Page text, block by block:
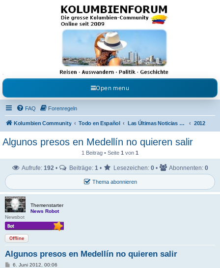
Kolumbienforum - Das
grosse Forum der
Freunde Kolumbiens
Reisen, Auswandern, Kultur, Politik, Geschichte und Visum in Kolumbien und Venezuela.
Austausch, Erfahrungen und Gemeinschaft im Kolumbienforum
Open menu
FAQ Forenregeln
Kolumbien Community Todo en Español Las Últimas Noticias en Español 2012
Algunos presos en Medellín no quieren salir
1 Beitrag • Seite 1 von 1
Thema abonnieren
Aufrufe: 192 • Beiträge: 1 • Lesezeichen: 0 • Abonnenten: 0
Themenstarter
News Robot
Newsbot
Offline
Algunos presos en Medellín no quieren salir
B6. Juni 2012, 00:06